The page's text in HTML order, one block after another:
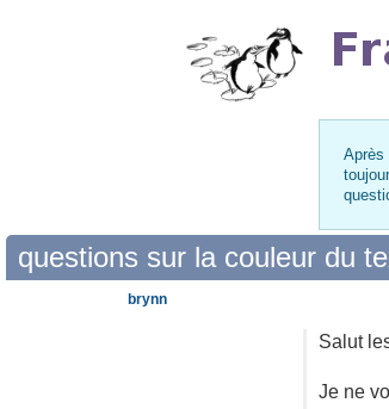
Après
questions sur la couleur du
Salut
Je ne
brynn